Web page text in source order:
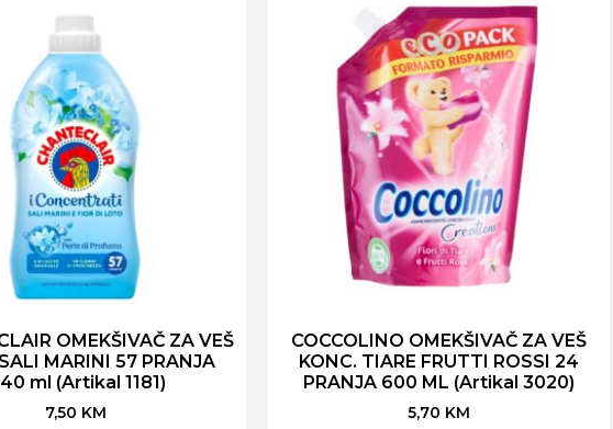
OMEKŠIVAČ ZA VEŠ
MARINI 57 PRANJA
ml (Artikal 1181)
7,50 KM
COCCOLINO OMEKŠIVAČ ZA VEŠ
KONC. TIARE FRUTTI ROSSI 24
PRANJA 600 ML (Artikal 3020)
5,70 KM